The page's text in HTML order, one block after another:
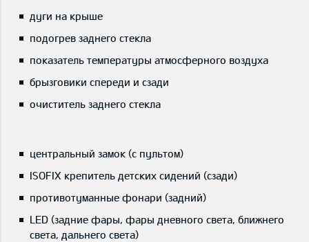
дуги на крыше
подогрев заднего стекла
показатель температуры атмосферного воздуха
брызговики спереди и сзади
очиститель заднего стекла
центральный замок (с пультом)
ISOFIX крепитель детских сидений (сзади)
противотуманные фонари (задний)
LED (задние фары, фары дневного света, ближнего
света, дальнего света)